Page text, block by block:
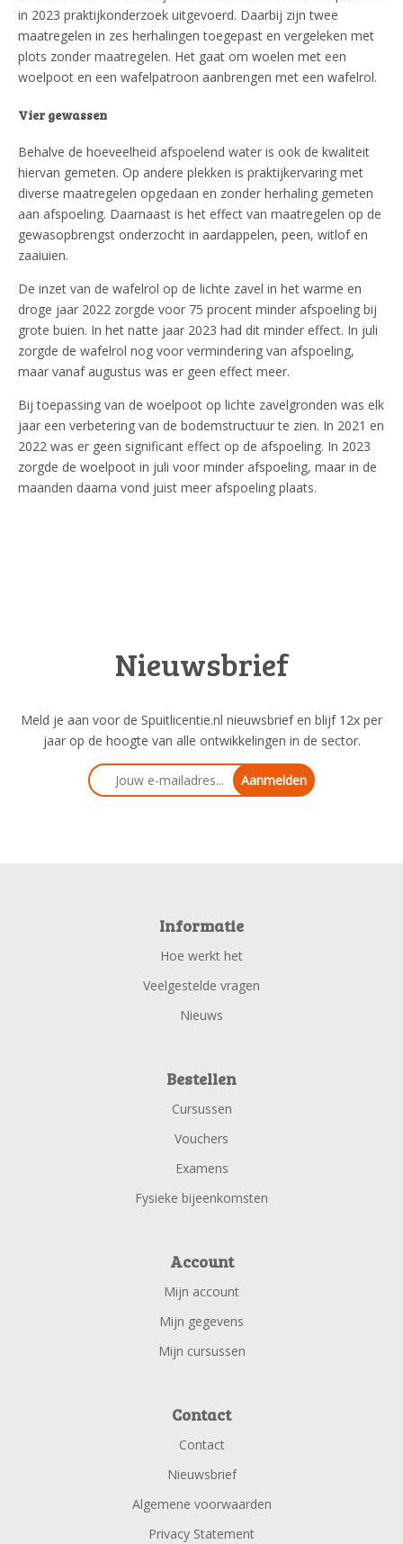
in 2023 praktijkonderzoek uitgevoerd. Daarbij zijn twee
maatregelen in zes herhalingen toegepast en vergeleken met
plots zonder maatregelen. Het gaat om woelen met een
woelpoot en een wafelpatroon aanbrengen met een wafelrol.
Vier gewassen
Behalve de hoeveelheid afspoelend water is ook de kwaliteit
hiervan gemeten. Op andere plekken is praktijkervaring met
diverse maatregelen opgedaan en zonder herhaling gemeten
aan afspoeling. Daarnaast is het effect van maatregelen op de
gewasopbrengst onderzocht in aardappelen, peen, witlof en
zaaiuien.
De inzet van de wafelrol op de lichte zavel in het warme en
droge jaar 2022 zorgde voor 75 procent minder afspoeling bij
grote buien. In het natte jaar 2023 had dit minder effect. In juli
zorgde de wafelrol nog voor vermindering van afspoeling,
maar vanaf augustus was er geen effect meer.
Bij toepassing van de woelpoot op lichte zavelgronden was elk
jaar een verbetering van de bodemstructuur te zien. In 2021 en
2022 was er geen significant effect op de afspoeling. In 2023
zorgde de woelpoot in juli voor minder afspoeling, maar in de
maanden daarna vond juist meer afspoeling plaats.
Nieuwsbrief
Meld je aan voor de Spuitlicentie.nl nieuwsbrief en blijf 12x per
jaar op de hoogte van alle ontwikkelingen in de sector.
Aanmelden
Informatie
Hoe werkt het
Veelgestelde vragen
Nieuws
Bestellen
Cursussen
Vouchers
Examens
Fysieke bijeenkomsten
Account
Mijn account
Mijn gegevens
Mijn cursussen
Contact
Contact
Nieuwsbrief
Algemene voorwaarden
Privacy Statement